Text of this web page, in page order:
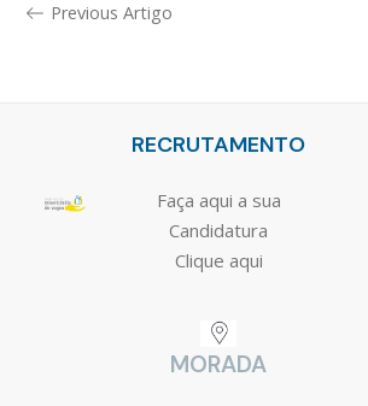
Previous Artigo
RECRUTAMENTO
Faça aqui a sua
Candidatura
Clique aqui
MORADA